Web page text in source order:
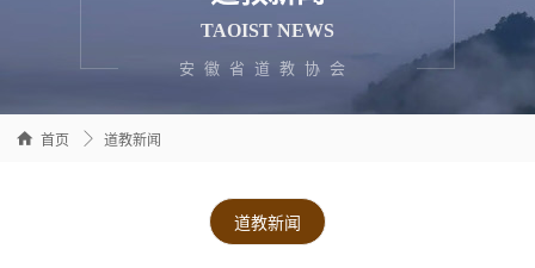
TAOIST NEWS
安徽省道教协会
 首页  道教新闻
道教新闻